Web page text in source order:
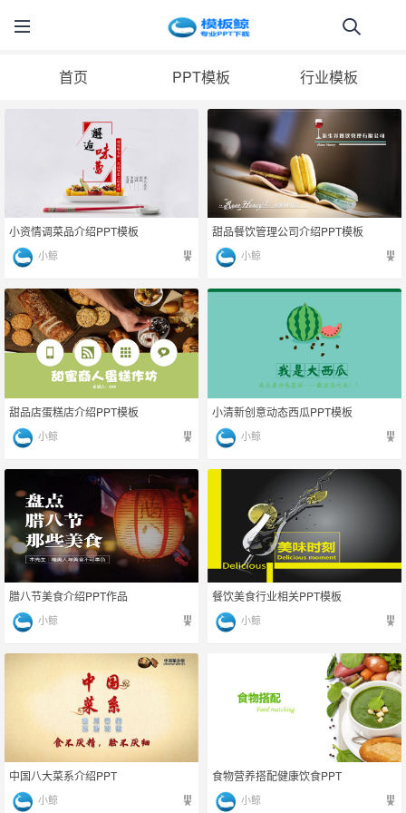
首页 PPT模板 行业模板
小资情调菜品介绍PPT模板
小鲸
甜品餐饮管理公司介绍PPT模板
小鲸
甜品店蛋糕店介绍PPT模板
小鲸
小清新创意动态西瓜PPT模板
小鲸
腊八节美食介绍PPT作品
小鲸
餐饮美食行业相关PPT模板
小鲸
中国八大菜系介绍PPT
小鲸
食物营养搭配健康饮食PPT
小鲸